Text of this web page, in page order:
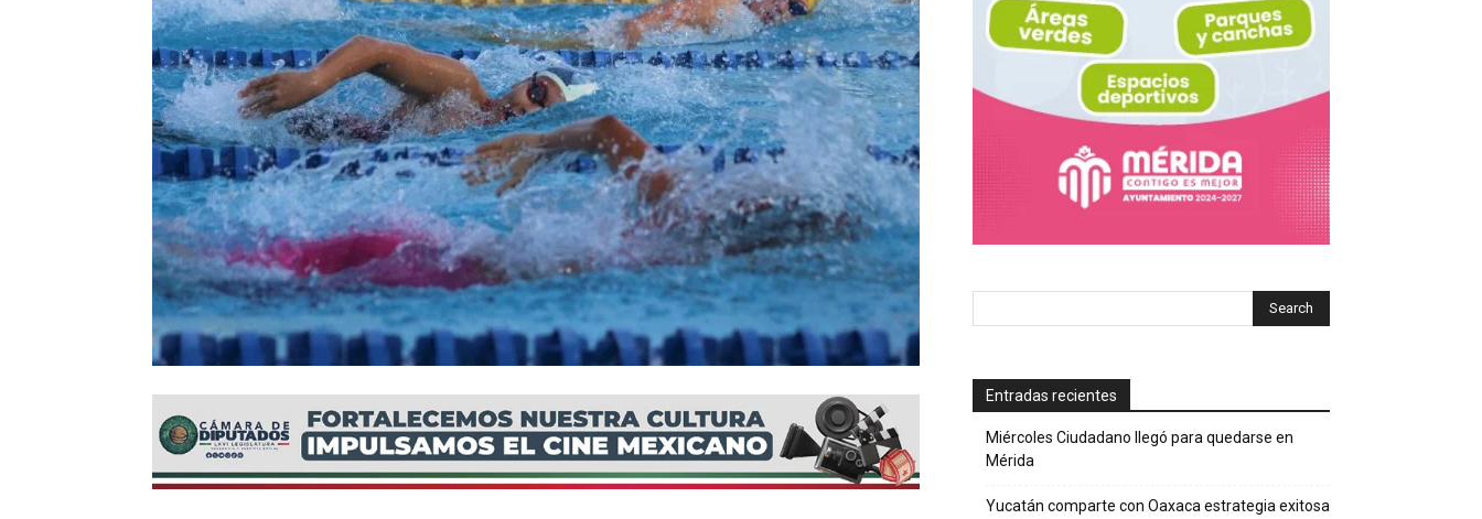
Entradas recientes
Miércoles Ciudadano llegó para quedarse en
Mérida
Yucatán comparte con Oaxaca estrategia exitosa